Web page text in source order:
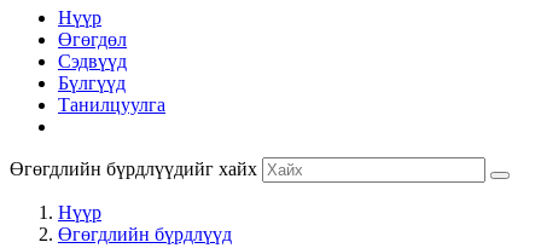
Нүүр
Өгөгдөл
Сэдвүүд
Бүлгүүд
Танилцуулга
Өгөгдлийн бүрдлүүдийг хайх
Нүүр
Өгөгдлийн бүрдлүүд